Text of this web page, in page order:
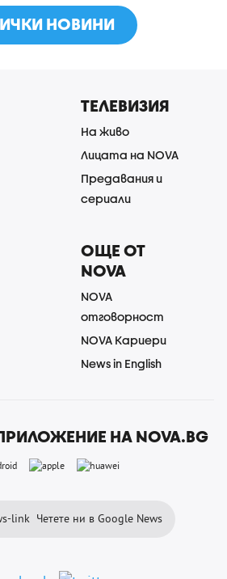
НОВИНИ
ТЕЛЕВИЗИЯ
На живо
Лицата на NOVA
Предавания и
сериали
ОЩЕ ОТ
NOVA
NOVA
отговорност
NOVA Кариери
News in English
НА NOVA.BG
Четете ни в Google News